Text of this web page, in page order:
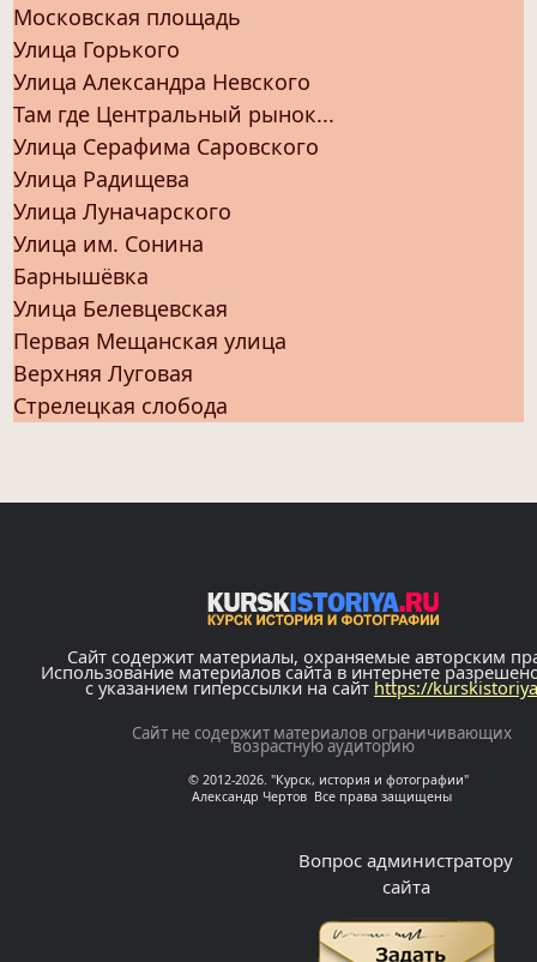
Московская площадь
Улица Горького
Улица Александра Невского
Там где Центральный рынок...
Улица Серафима Саровского
Улица Радищева
Улица Луначарского
Улица им. Сонина
Барнышёвка
Улица Белевцевская
Первая Мещанская улица
Верхняя Луговая
Стрелецкая слобода
Сайт содержит материалы, охраняемые авторским
Использование материалов сайта в интернете
с указанием гиперссылки на сайт https://
Сайт не содержит материалов ограничивающих
возрастную аудиторию
© 2012-2026. "Курск, история и фотографии"
Александр Чертов Все права защищены
Вопрос администратору
сайта